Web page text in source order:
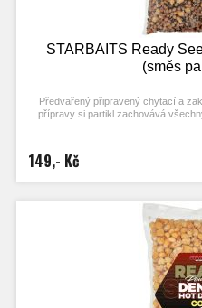
STARBAITS Ready
(směs
Předvařený připravený chytací a
přípravy si partikl zachovává
připravuje individuální metodou
Nerozpouští PVA! Typ partiklu: SMĚS
149,- Kč